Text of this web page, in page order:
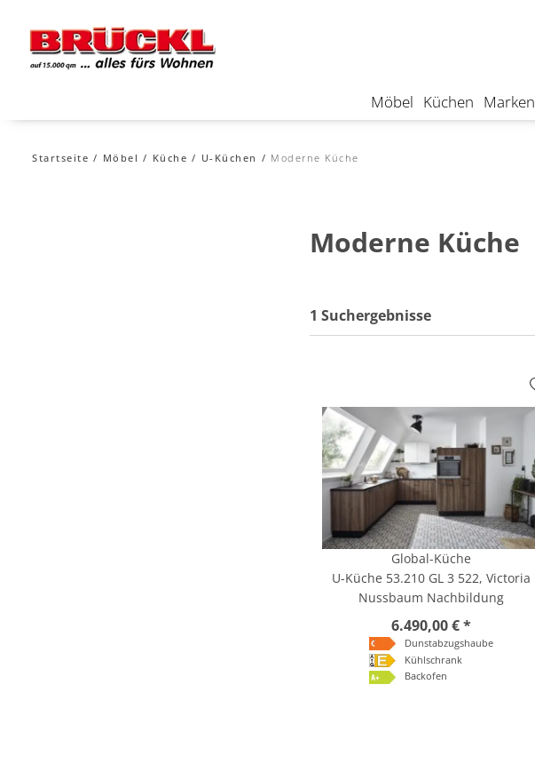
Möbel Küchen Marken
Startseite Möbel Küche U-Küchen Moderne Küche
Moderne Küche
1 Suchergebnisse
Global-Küche
U-Küche 53.210 GL 3 522, Victoria
Nussbaum Nachbildung
6.490,00 € *
Dunstabzugshaube
Kühlschrank
Backofen